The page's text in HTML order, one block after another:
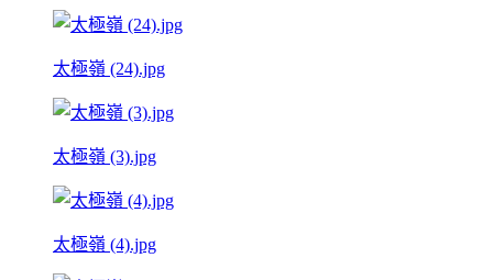
太極嶺 (24).jpg
太極嶺 (3).jpg
太極嶺 (4).jpg